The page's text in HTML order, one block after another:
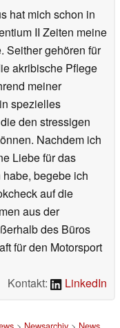
hat mich schon in
II Zeiten meine
Seither gehören für
akribische Pflege
meiner
spezielles
den stressigen
Nachdem ich
Liebe für das
begebe ich
auf die
aus der
des Büros
für den Motorsport
Kontakt:
LinkedIn